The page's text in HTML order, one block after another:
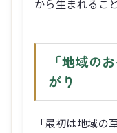
から生まれるこ
「地域の
がり
「最初は地域の